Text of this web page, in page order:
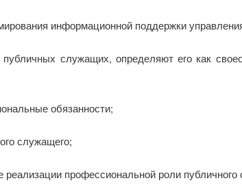
информационной поддержки
служащих, определяют его как
обязанности;
служащего;
профессиональной роли публичного